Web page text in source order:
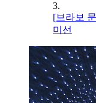
3.
[브라보
미선